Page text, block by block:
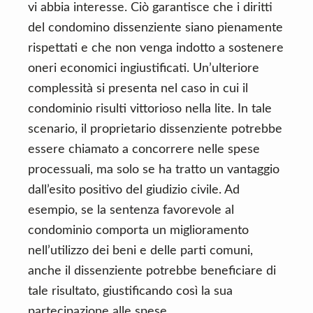
vi abbia interesse. Ciò garantisce che i diritti
del condomino dissenziente siano pienamente
rispettati e che non venga indotto a sostenere
oneri economici ingiustificati. Un’ulteriore
complessità si presenta nel caso in cui il
condominio risulti vittorioso nella lite. In tale
scenario, il proprietario dissenziente potrebbe
essere chiamato a concorrere nelle spese
processuali, ma solo se ha tratto un vantaggio
dall’esito positivo del giudizio civile. Ad
esempio, se la sentenza favorevole al
condominio comporta un miglioramento
nell’utilizzo dei beni e delle parti comuni,
anche il dissenziente potrebbe beneficiare di
tale risultato, giustificando così la sua